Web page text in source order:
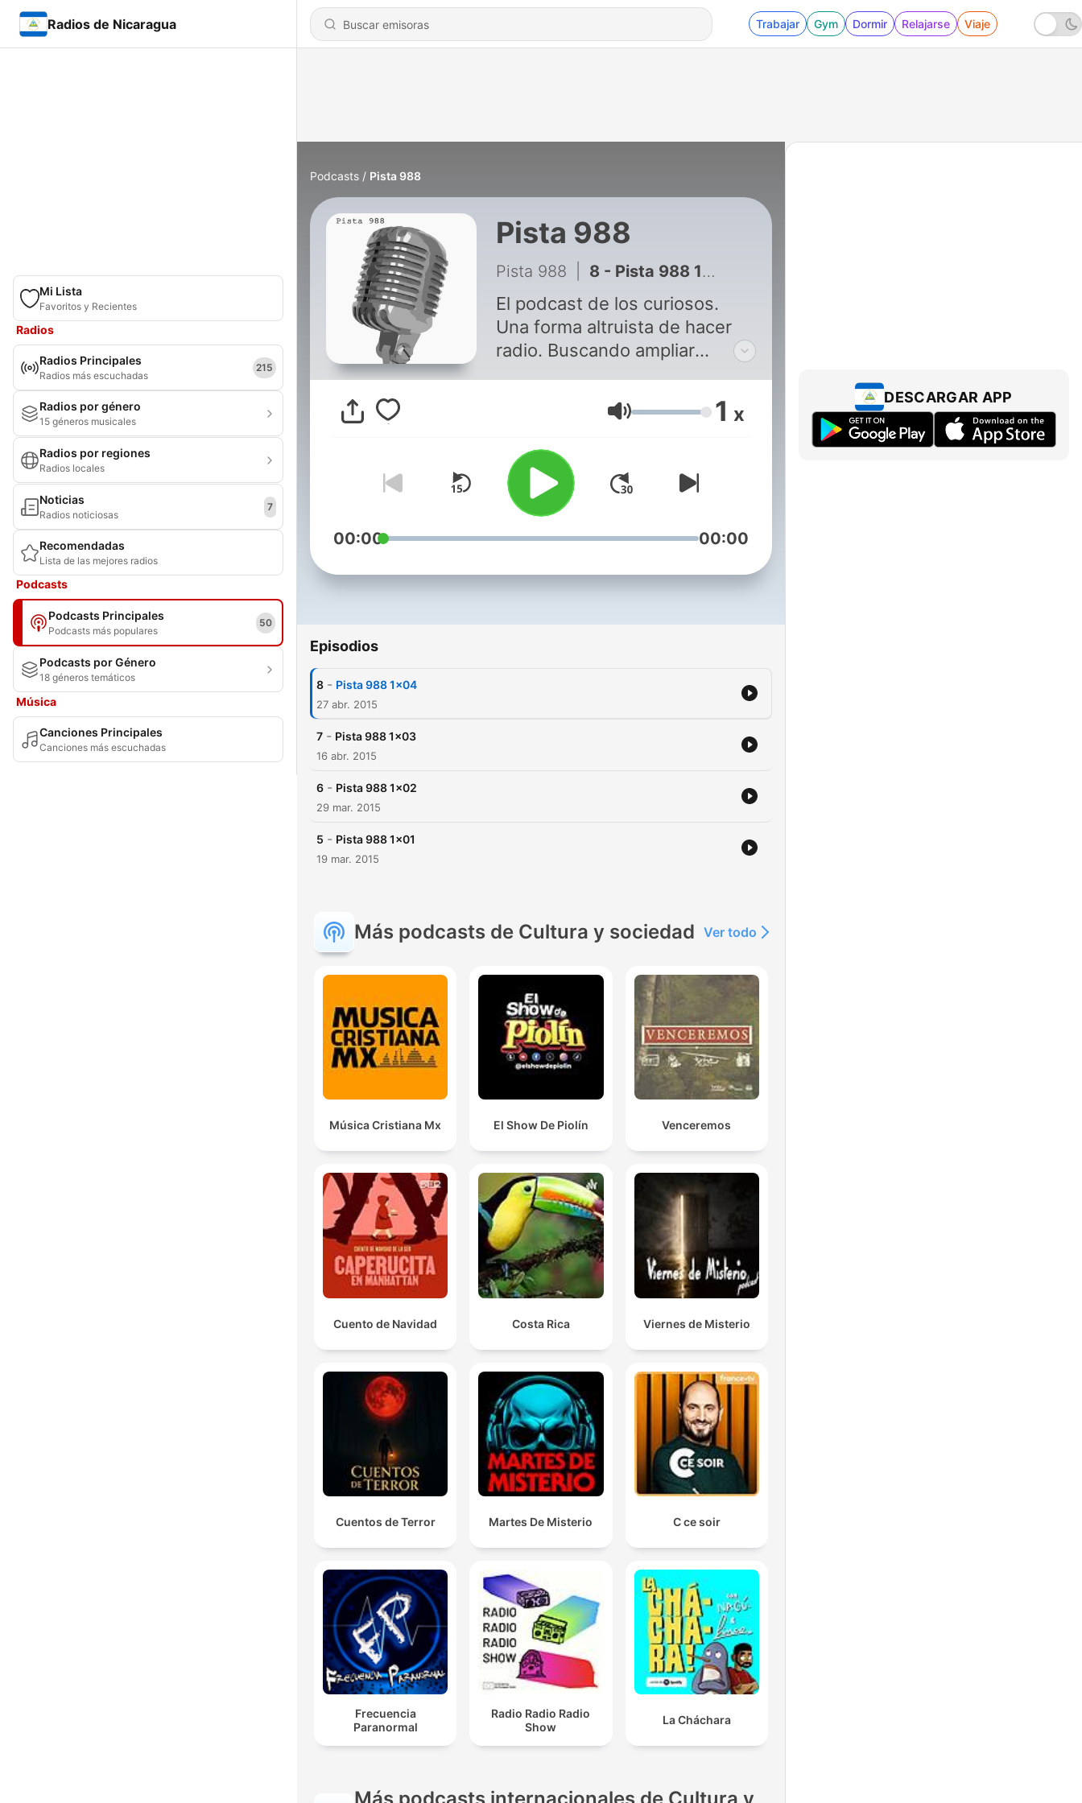
Radios de Nicaragua Trabajar Gym Dormir Relajarse Viaje
Mi Lista
Favoritos y Recientes
Radios
Radios Principales
Radios más escuchadas
215
Radios por género
15 géneros musicales
Radios por regiones
Radios locales
Noticias
Radios noticiosas
7
Recomendadas
Lista de las mejores radios
Podcasts
Podcasts Principales
Podcasts más populares
50
Podcasts por Género
18 géneros temáticos
Música
Canciones Principales
Canciones más escuchadas
Podcasts Pista 988
Pista 988
Pista 988 8 - Pista 988 1x04
El podcast de los curiosos.
Una forma altruista de hacer
radio. Buscando ampliar
Volumen 1 x
00:00 00:00
Episodios
8 - Pista 988 1x04
27 abr. 2015
7 - Pista 988 1x03
16 abr. 2015
6 - Pista 988 1x02
29 mar. 2015
5 - Pista 988 1x01
19 mar. 2015
Más podcasts de Cultura y sociedad Ver todo
Música Cristiana Mx El Show De Piolín Venceremos
Cuento de Navidad Costa Rica Viernes de Misterio
Cuentos de Terror Martes De Misterio C ce soir
Frecuencia
Paranormal
Radio Radio Radio
Show
La Cháchara
DESCARGAR APP